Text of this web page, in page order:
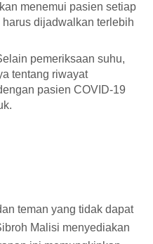
menemui pasien setiap
dijadwalkan terlebih
pemeriksaan suhu,
tentang riwayat
pasien COVID-19
teman yang tidak dapat
Malisi menyediakan